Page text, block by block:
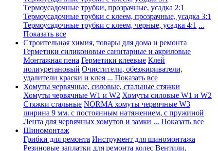
Термоусадочные трубки, прозрачные, усадка 2:1
Термоусадочные трубки с клеем, прозрачные, усадка 3:1
Термоусадочные трубки с клеем, черные, усадка 4:1 ...
Показать все
Строительная химия, товары для дома и ремонта
Герметики силиконовые санитарные и акриловые
Монтажная пена Герметики клеевые Клей
полиуретановый Очистители, обезжириватели,
удалители краски и клея ... Показать все
Хомуты червячные, силовые, стальные стяжки
Хомуты червячные W1 и W2 Хомуты силовые W1 и W2
Стяжки стальные NORMA хомуты червячные W3
ширина 9 мм. с постоянным натяжением, с пружиной
Лента для червячных хомутов и замки ... Показать все
Шиномонтаж
Грибки для ремонта Инструмент для шиномонтажа
Резиновые заплатки для ремонта колес Вентили,